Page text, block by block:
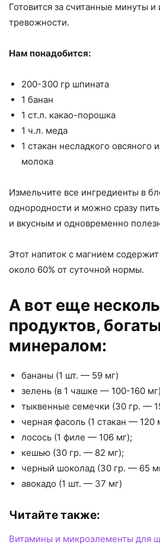
Готовится за считанные минуты и
тревожности.
Нам понадобится:
200-300 гр шпината
1 банан
1 ст.л. какао-порошка
1 ч.л. меда
1 стакан несладкого овсяного
молока
Измельчите все ингредиенты в
однородности и можно сразу
и вкусным и одновременно
Этот напиток с магнием
около 60% от суточной нормы.
А вот еще
продуктов,
минералом:
бананы (1 шт. — 59 мг)
зелень (в 1 чашке — 100-160
тыквенные семечки (30 гр. —
черная фасоль (1 стакан — 120
лосось (1 филе — 106 мг);
кешью (30 гр. — 82 мг);
черный шоколад (30 гр. — 65
авокадо (1 шт. — 37 мг)
Читайте также:
Витамины и микроэлементы для